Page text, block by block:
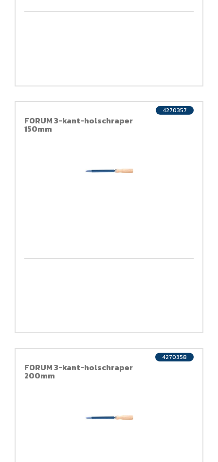
FORUM 3-kant-holschraper
150mm
4270357
FORUM 3-kant-holschraper
200mm
4270358